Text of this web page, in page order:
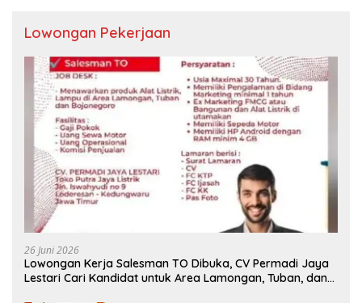
Lowongan Pekerjaan
26 Juni 2026
Lowongan Kerja Salesman TO Dibuka, CV Permadi Jaya
Lestari Cari Kandidat untuk Area Lamongan, Tuban, dan